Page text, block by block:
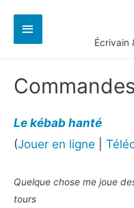
Écrivain
Menu
Commandes
Le kébab hanté
(Jouer en ligne
Quelque chose me joue
tours